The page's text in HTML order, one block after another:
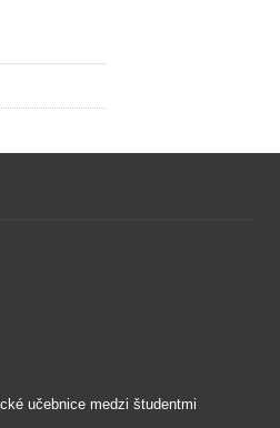
učebnice medzi študentmi